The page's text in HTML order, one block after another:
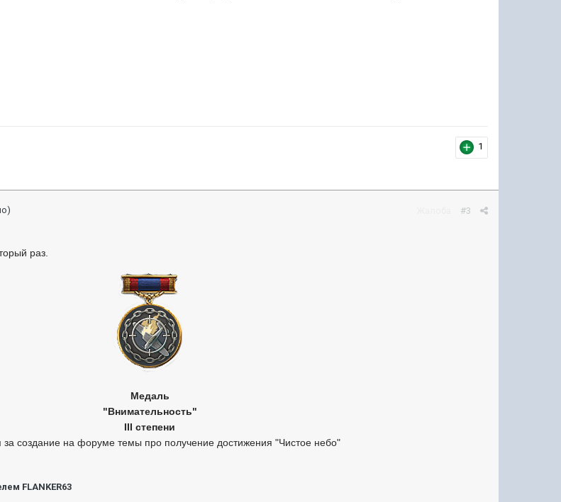
1
#3
раз.
Медаль
"Внимательность"
III степени
за создание на форуме темы про получение достижения "Чистое небо"
FLANKER63